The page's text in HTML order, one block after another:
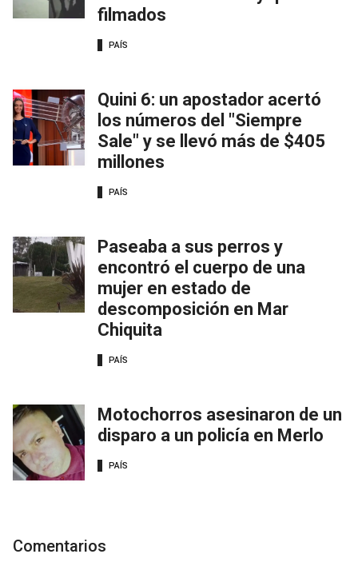
filmados
PAÍS
Quini 6: un apostador acertó
los números del "Siempre
Sale" y se llevó más de $405
millones
PAÍS
Paseaba a sus perros y
encontró el cuerpo de una
mujer en estado de
descomposición en Mar
Chiquita
PAÍS
Motochorros asesinaron de un
disparo a un policía en Merlo
PAÍS
Comentarios